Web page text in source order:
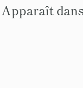
Apparaît